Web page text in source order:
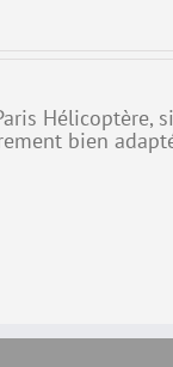
Hélicoptère,
bien